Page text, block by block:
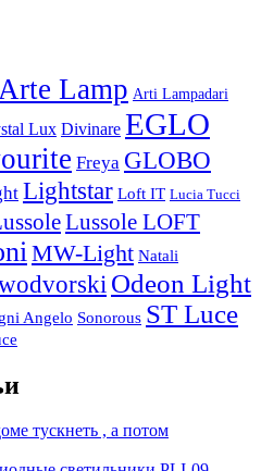
Arte Lamp Arti Lampadari
Lux Divinare EGLO
Freya GLOBO
Lightstar Loft IT Lucia Tucci
Lussole LOFT
MW-Light Natali
Odeon Light
Angelo Sonorous ST Luce
тускнеть , а потом